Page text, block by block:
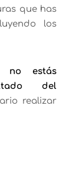
que has
los
no estás
del
realizar